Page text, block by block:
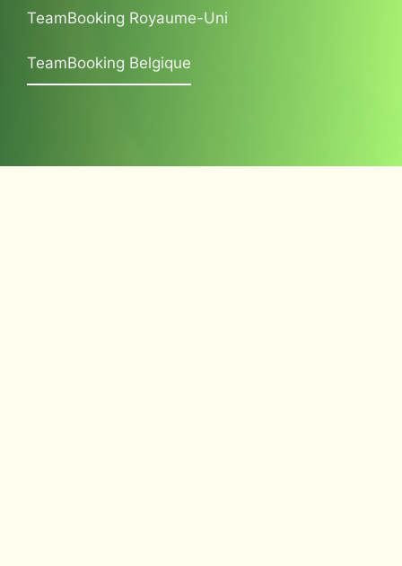
TeamBooking Royaume-Uni
TeamBooking Belgique